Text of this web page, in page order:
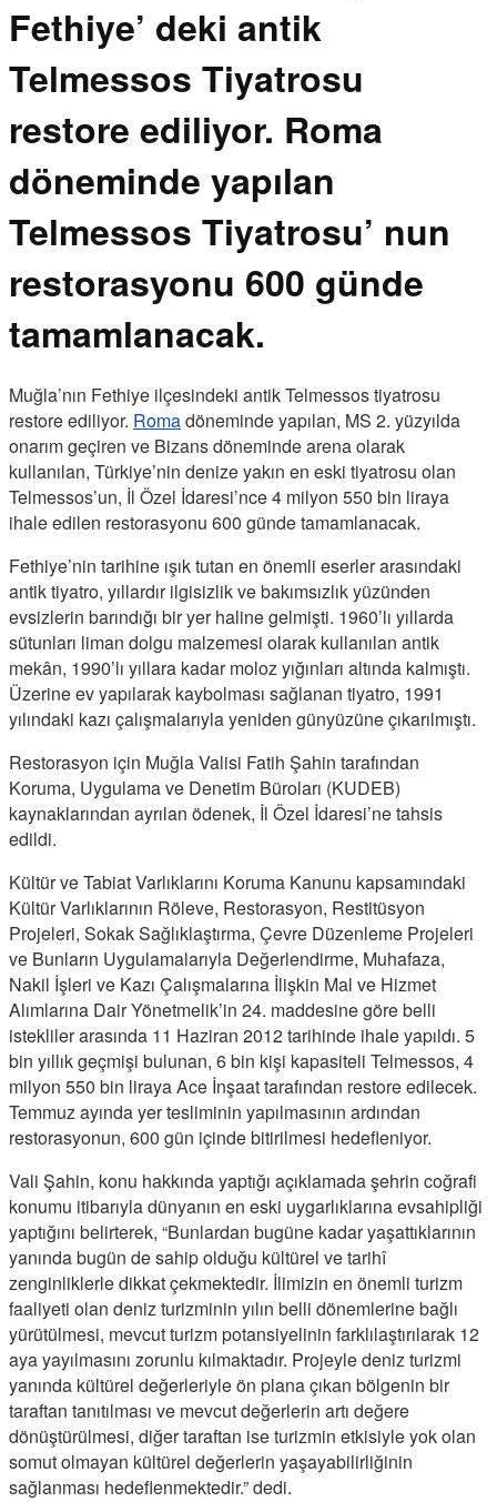
Fethiye’ deki antik
Telmessos Tiyatrosu
restore ediliyor. Roma
döneminde yapılan
Telmessos Tiyatrosu’ nun
restorasyonu 600 günde
tamamlanacak.
Muğla’nın Fethiye ilçesindeki antik Telmessos tiyatrosu
restore ediliyor. Romadöneminde yapılan, MS 2. yüzyılda
onarım geçiren ve Bizans döneminde arena olarak
kullanılan, Türkiye’nin denize yakın en eski tiyatrosu olan
Telmessos’un, İl Özel İdaresi’nce 4 milyon 550 bin liraya
ihale edilen restorasyonu 600 günde tamamlanacak.
Fethiye’nin tarihine ışık tutan en önemli eserler arasındaki
antik tiyatro, yıllardır ilgisizlik ve bakımsızlık yüzünden
evsizlerin barındığı bir yer haline gelmişti. 1960’lı yıllarda
sütunları liman dolgu malzemesi olarak kullanılan antik
mekân, 1990’lı yıllara kadar moloz yığınları altında kalmıştı.
Üzerine ev yapılarak kaybolması sağlanan tiyatro, 1991
yılındaki kazı çalışmalarıyla yeniden günyüzüne çıkarılmıştı.
Restorasyon için Muğla Valisi Fatih Şahin tarafından
Koruma, Uygulama ve Denetim Büroları (KUDEB)
kaynaklarından ayrılan ödenek, İl Özel İdaresi’ne tahsis
edildi.
Kültür ve Tabiat Varlıklarını Koruma Kanunu kapsamındaki
Kültür Varlıklarının Röleve, Restorasyon, Restitüsyon
Projeleri, Sokak Sağlıklaştırma, Çevre Düzenleme Projeleri
ve Bunların Uygulamalarıyla Değerlendirme, Muhafaza,
Nakil İşleri ve Kazı Çalışmalarına İlişkin Mal ve Hizmet
Alımlarına Dair Yönetmelik’in 24. maddesine göre belli
istekliler arasında 11 Haziran 2012 tarihinde ihale yapıldı. 5
bin yıllık geçmişi bulunan, 6 bin kişi kapasiteli Telmessos, 4
milyon 550 bin liraya Ace İnşaat tarafından restore edilecek.
Temmuz ayında yer tesliminin yapılmasının ardından
restorasyonun, 600 gün içinde bitirilmesi hedefleniyor.
Vali Şahin, konu hakkında yaptığı açıklamada şehrin coğrafi
konumu itibarıyla dünyanın en eski uygarlıklarına evsahipliği
yaptığını belirterek, “Bunlardan bugüne kadar yaşattıklarının
yanında bugün de sahip olduğu kültürel ve tarihî
zenginliklerle dikkat çekmektedir. İlimizin en önemli turizm
faaliyeti olan deniz turizminin yılın belli dönemlerine bağlı
yürütülmesi, mevcut turizm potansiyelinin farklılaştırılarak 12
aya yayılmasını zorunlu kılmaktadır. Projeyle deniz turizmi
yanında kültürel değerleriyle ön plana çıkan bölgenin bir
taraftan tanıtılması ve mevcut değerlerin artı değere
dönüştürülmesi, diğer taraftan ise turizmin etkisiyle yok olan
somut olmayan kültürel değerlerin yaşayabilirliğinin
sağlanması hedeflenmektedir.” dedi.